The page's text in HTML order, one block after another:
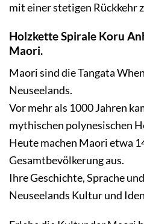
mit einer stetigen Rückkehr
Holzkette Spirale Koru
Maori.
Maori sind die Tangata
Neuseelands.
Vor mehr als 1000 Jahren
mythischen polynesischen
Heute machen Maori etwa
Gesamtbevölkerung aus.
Ihre Geschichte, Sprache
Neuseelands Kultur und